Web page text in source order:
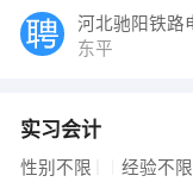
东平
实习会计
性别不限 经验不限